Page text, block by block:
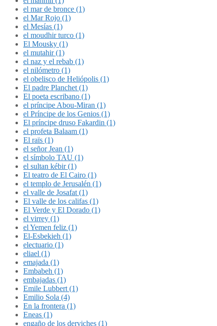
el mar de bronce (1)
el Mar Rojo (1)
el Mesías (1)
el moudhir turco (1)
El Mousky (1)
el mutahir (1)
el naz y el rebab (1)
el nilómetro (1)
el obelisco de Heliópolis (1)
El padre Planchet (1)
El poeta escribano (1)
el príncipe Abou-Miran (1)
el Príncipe de los Genios (1)
El príncipe druso Fakardin (1)
el profeta Balaam (1)
El raïs (1)
el señor Jean (1)
el símbolo TAU (1)
el sultan kébir (1)
El teatro de El Cairo (1)
el templo de Jerusalén (1)
el valle de Josafat (1)
El valle de los califas (1)
El Verde y El Dorado (1)
el virrey (1)
el Yemen feliz (1)
El-Esbekieh (1)
electuario (1)
eliael (1)
emajada (1)
Embabeh (1)
embajadas (1)
Emile Lubbert (1)
Emilio Sola (4)
En la frontera (1)
Eneas (1)
engaño de los derviches (1)